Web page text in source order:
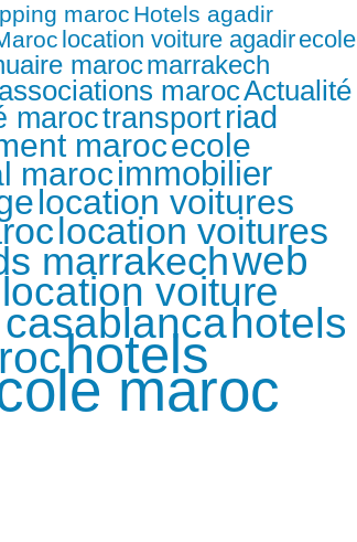
maroc Hotels agadir
location voiture agadirecole
marocmarrakech
associations marocActualité
maroctransportriad
marocecole
marocimmobilier
location voitures
location voitures
marrakechweb
location voiture
hotels
hotels
maroc